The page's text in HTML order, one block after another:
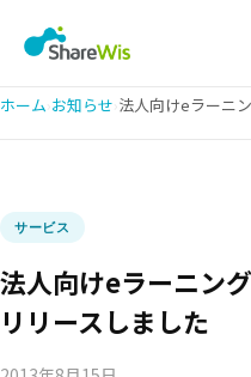
ホーム お知らせ
サービス
法人向けeラーニン
リリースしました